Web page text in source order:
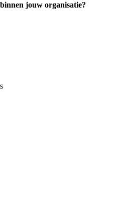
jouw organisatie?